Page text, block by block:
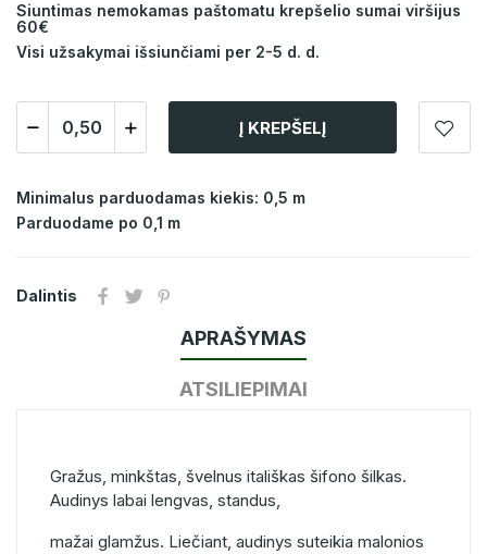
Siuntimas nemokamas paštomatu krepšelio sumai viršijus
60€
Visi užsakymai išsiunčiami per 2-5 d. d.
Į KREPŠELĮ
Minimalus parduodamas kiekis: 0,5 m
Parduodame po 0,1 m
Dalintis
APRAŠYMAS
ATSILIEPIMAI
Gražus, minkštas, švelnus itališkas šifono šilkas.
Audinys labai lengvas, standus,
mažai glamžus. Liečiant, audinys suteikia malonios